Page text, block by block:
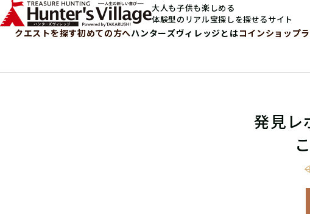
大人も子供も楽しめる
体験型のリアル宝探しを探せるサイト
クエストを探す初めての方へハンターズヴィレッジとはコインショップ
発見レ